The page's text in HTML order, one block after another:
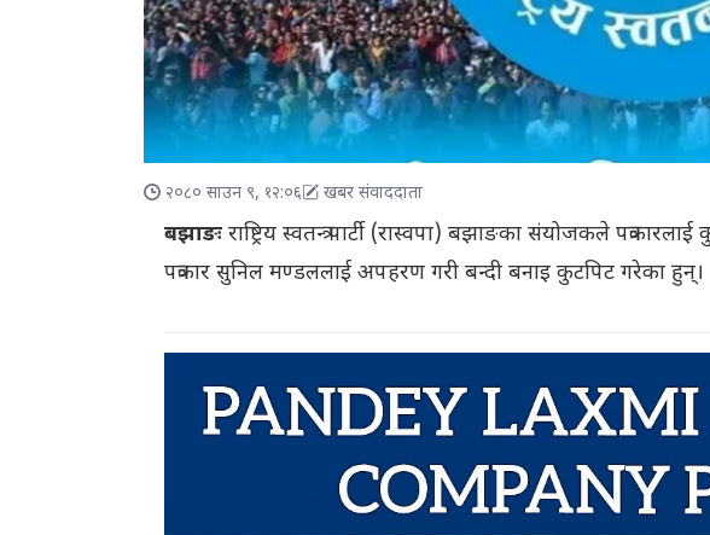
२०८० साउन ९, १२:०६ खबर संवाददाता
बझाङःराष्ट्रिय स्वतन्त्र पार्टी (रास्वपा) बझाङका संयोजकले
पत्रकार सुनिल मण्डललाई अपहरण गरी बन्दी बनाइ कुटपिट गरेका हुन्।